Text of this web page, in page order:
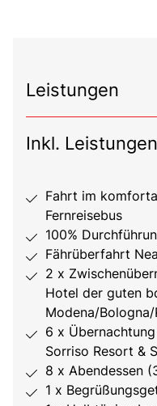
Leistungen
Inkl. Leistungen
Fahrt im
Fernreisebus
100%
Fährüberfahrt
2 x
Hotel der guten
Modena/Bologna/
6 x
Sorriso Resort &
8 x Abendessen
1 x